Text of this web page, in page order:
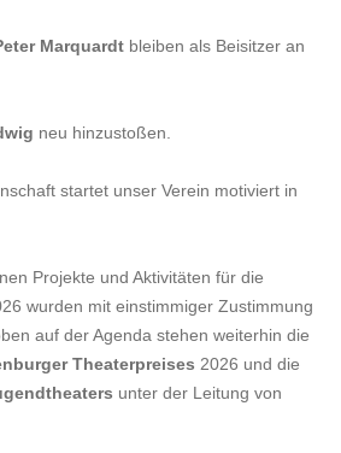
Marquardt bleiben als Beisitzer an
neu hinzustoßen.
startet unser Verein motiviert in
Projekte und Aktivitäten für die
wurden mit einstimmiger Zustimmung
auf der Agenda stehen weiterhin die
Theaterpreises 2026 und die
unter der Leitung von